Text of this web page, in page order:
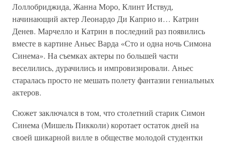
Лоллобриджида, Жанна Моро, Клинт Иствуд,
начинающий актер Леонардо Ди Каприо и… Катрин
Денев. Марчелло и Катрин в последний раз появились
вместе в картине Аньес Варда «Сто и одна ночь Симона
Синема». На съемках актеры по большей части
веселились, дурачились и импровизировали. Аньес
старалась просто не мешать полету фантазии гениальных
актеров.
Сюжет заключался в том, что столетний старик Симон
Синема (Мишель Пикколи) коротает остаток дней на
своей шикарной вилле в обществе молодой студентки